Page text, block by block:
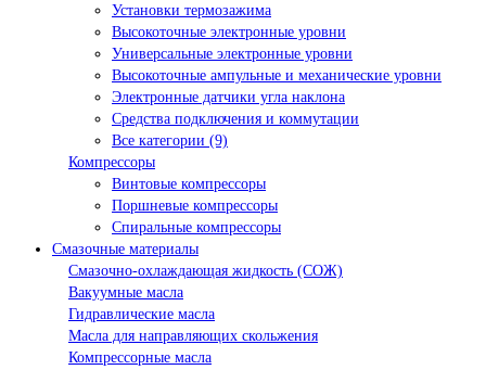
Установки термозажима
Высокоточные электронные уровни
Универсальные электронные уровни
Высокоточные ампульные и механические уровни
Электронные датчики угла наклона
Средства подключения и коммутации
Все категории (9)
Компрессоры
Винтовые компрессоры
Поршневые компрессоры
Спиральные компрессоры
Смазочные материалы
Смазочно-охлаждающая жидкость (СОЖ)
Вакуумные масла
Гидравлические масла
Масла для направляющих скольжения
Компрессорные масла